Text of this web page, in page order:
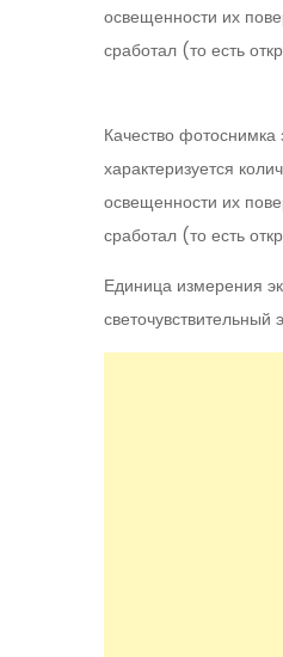
освещенности их
сработал (то есть
Качество фотоснимка
характеризуется
освещенности их
сработал (то есть
Единица измерения
светочувствительный